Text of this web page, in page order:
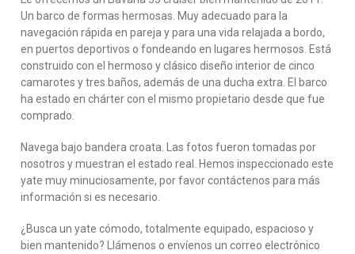
Un barco de formas hermosas. Muy adecuado para la
navegación rápida en pareja y para una vida relajada a bordo,
en puertos deportivos o fondeando en lugares hermosos. Está
construido con el hermoso y clásico diseño interior de cinco
camarotes y tres baños, además de una ducha extra. El barco
ha estado en chárter con el mismo propietario desde que fue
comprado.
Navega bajo bandera croata. Las fotos fueron tomadas por
nosotros y muestran el estado real. Hemos inspeccionado este
yate muy minuciosamente, por favor contáctenos para más
información si es necesario.
¿Busca un yate cómodo, totalmente equipado, espacioso y
bien mantenido? Llámenos o envíenos un correo electrónico